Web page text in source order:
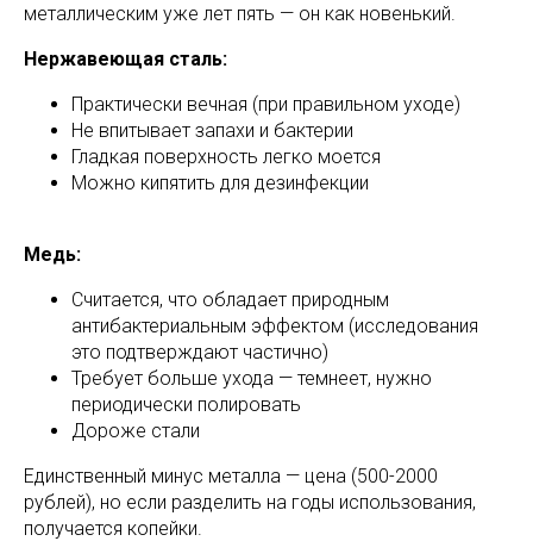
металлическим уже лет пять — он как новенький.
Нержавеющая сталь:
Практически вечная (при правильном уходе)
Не впитывает запахи и бактерии
Гладкая поверхность легко моется
Можно кипятить для дезинфекции
Медь:
Считается, что обладает природным
антибактериальным эффектом (исследования
это подтверждают частично)
Требует больше ухода — темнеет, нужно
периодически полировать
Дороже стали
Единственный минус металла — цена (500-2000
рублей), но если разделить на годы использования,
получается копейки.